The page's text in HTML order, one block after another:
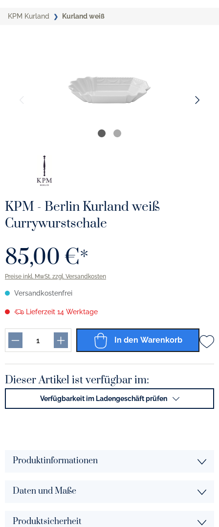
KPM Kurland Kurland weiß
KPM - Berlin Kurland weiß
Currywurstschale
85,00 €*
Preise inkl. MwSt. zzgl. Versandkosten
Versandkostenfrei
Lieferzeit 14 Werktage
In den Warenkorb
Dieser Artikel ist verfügbar im:
Verfügbarkeit im Ladengeschäft prüfen
Produktinformationen
Daten und Maße
Produktsicherheit